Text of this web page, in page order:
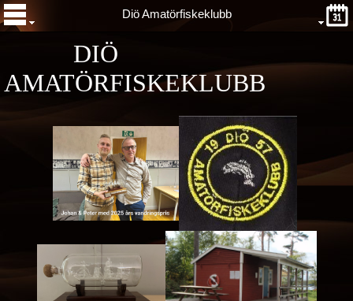
DIÖ
AMATÖRFISKEKLUBB
Diö Amatörfiskeklubb